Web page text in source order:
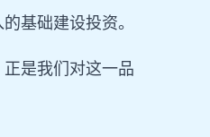
基础建设投资。
是我们对这一品